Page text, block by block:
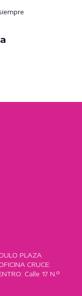
PLAZA
CRUCE:
Calle 17 N.º